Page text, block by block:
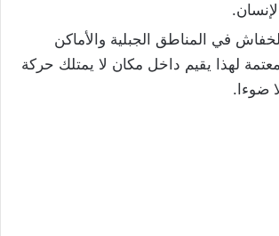
في المناطق الجبلية والأماكن
لهذا يقيم داخل مكان لا يمتلك حركة
ضوءا.